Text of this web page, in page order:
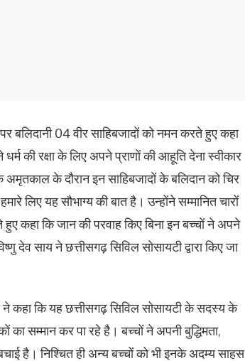
बलिदानी 04 वीर साहिबजादों को नमन करते हुए कहा
की रक्षा के लिए अपने प्राणों की आहूति देना स्वीकार
के दौरान इन साहिबजादों के बलिदान को चिर
लिए यह सौभाग्य की बात है। उन्होंने सम्मानित चारों
कहा कि जान की परवाह किए बिना इन बच्चों ने अपने
देव साय ने छत्तीसगढ़ सिविल सोसायटी द्वारा किए जा
ने कहा कि यह छत्तीसगढ़ सिविल सोसायटी के सदस्य के
का सम्मान कर पा रहे है। बच्चों ने अपनी बुद्धिमता,
है। निश्चित ही अन्य बच्चों को भी इनके अदम्य साहस